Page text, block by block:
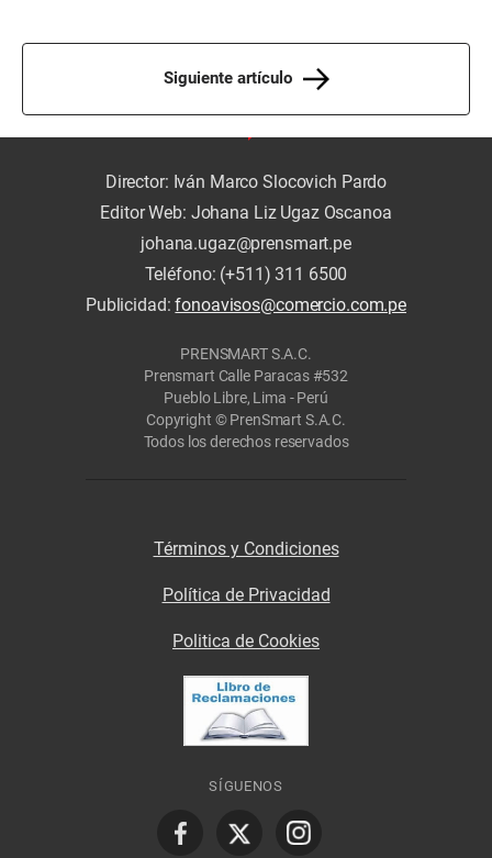
Siguiente artículo
Director: Iván Marco Slocovich Pardo
Editor Web: Johana Liz Ugaz Oscanoa
johana.ugaz@prensmart.pe
Teléfono: (+511) 311 6500
Publicidad:fonoavisos@comercio.com.pe
PRENSMART S.A.C.
Prensmart Calle Paracas #532
Pueblo Libre, Lima - Perú
Copyright © PrenSmart S.A.C.
Todos los derechos reservados
Términos y Condiciones
Política de Privacidad
Politica de Cookies
SÍGUENOS